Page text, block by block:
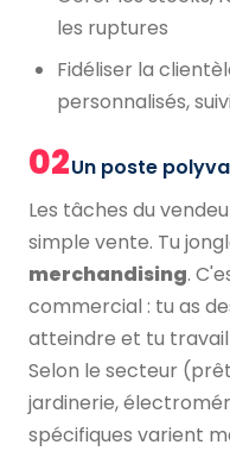
les ruptures
Fidéliser la
personnalisés, suivi
02Un poste
Les tâches du
simple vente. Tu
merchandising.
commercial : tu as
atteindre et tu
Selon le secteur
jardinerie,
spécifiques varient